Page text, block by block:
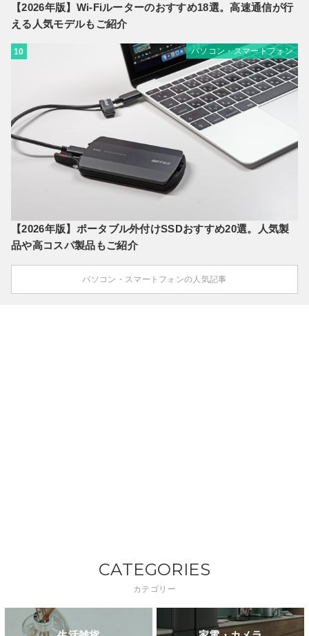
【2026年版】Wi-Fiルーターのおすすめ18選。高速通信が行
える人気モデルもご紹介
10 パソコン・スマートフォン
【2026年版】ポータブル外付けSSDおすすめ20選。人気製
品や高コスパ製品もご紹介
パソコン・スマートフォンの人気記事
CATEGORIES
カテゴリー